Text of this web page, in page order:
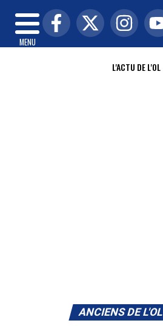
MENU
L'ACTU DE L'OL
ANCIENS DE L'OL